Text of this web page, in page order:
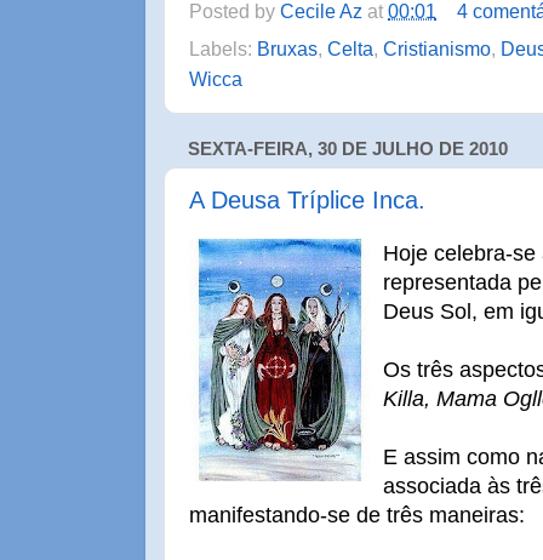
Posted by Cecile Az at 00:01
4
Labels: Bruxas, Celta, Cristianismo,
Wicca
SEXTA-FEIRA, 30 DE JULHO DE 2010
A Deusa Tríplice Inca.
Hoje celebra-
representada
Deus Sol, em
Os três
Killa, Mama
E assim como
associada às
manifestando-se de três maneiras: